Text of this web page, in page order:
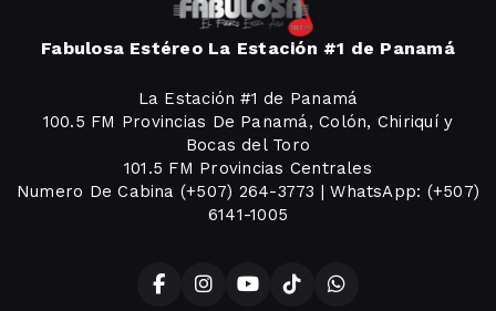
Fabulosa Estéreo La Estación #1 de Panamá
La Estación #1 de Panamá
100.5 FM Provincias De Panamá, Colón, Chiriquí y
Bocas del Toro
101.5 FM Provincias Centrales
Numero De Cabina (+507) 264-3773 | WhatsApp: (+507)
6141-1005